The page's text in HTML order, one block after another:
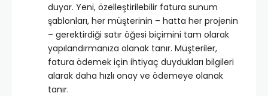
duyar. Yeni, özelleştirilebilir fatura sunum
şablonları, her müşterinin – hatta her projenin
– gerektirdiği satır öğesi biçimini tam olarak
yapılandırmanıza olanak tanır. Müşteriler,
fatura ödemek için ihtiyaç duydukları bilgileri
alarak daha hızlı onay ve ödemeye olanak
tanır.